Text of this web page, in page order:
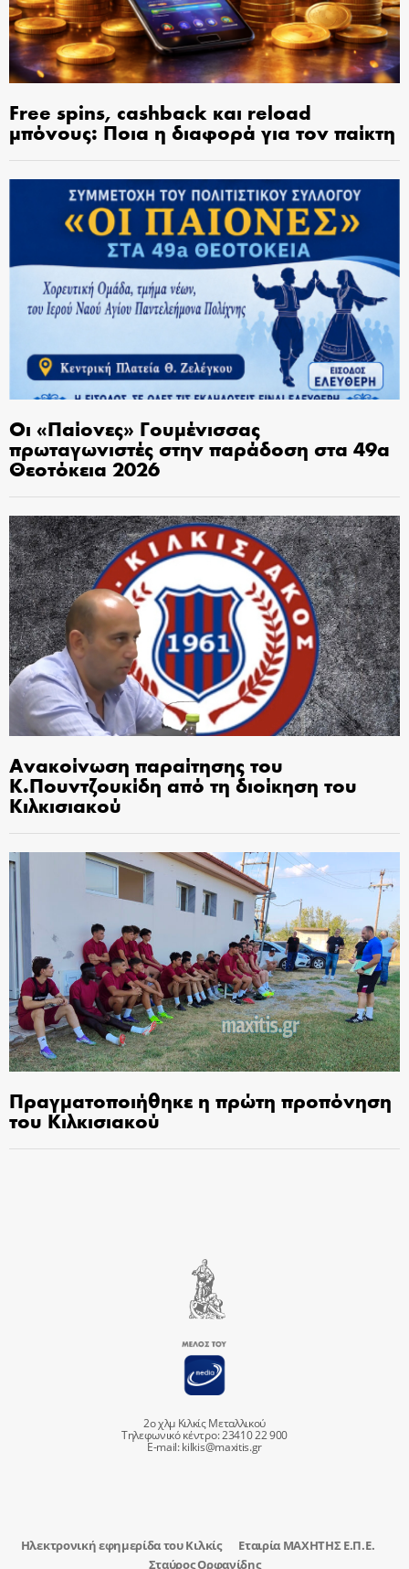
Free spins, cashback και reload
μπόνους: Ποια η διαφορά για τον παίκτη
Οι «Παίονες» Γουμένισσας
πρωταγωνιστές στην παράδοση στα 49α
Θεοτόκεια 2026
Ανακοίνωση παραίτησης του
Κ.Πουντζουκίδη από τη διοίκηση του
Κιλκισιακού
Πραγματοποιήθηκε η πρώτη προπόνηση
του Κιλκισιακού
2ο χλμ Κιλκίς Μεταλλικού
Τηλεφωνικό κέντρο: 23410 22 900
E-mail:kilkis@maxitis.gr
Ηλεκτρονική εφημερίδα του Κιλκίς
Εταιρία ΜΑΧΗΤΗΣ Ε.Π.Ε.
Σταύρος Ορφανίδης